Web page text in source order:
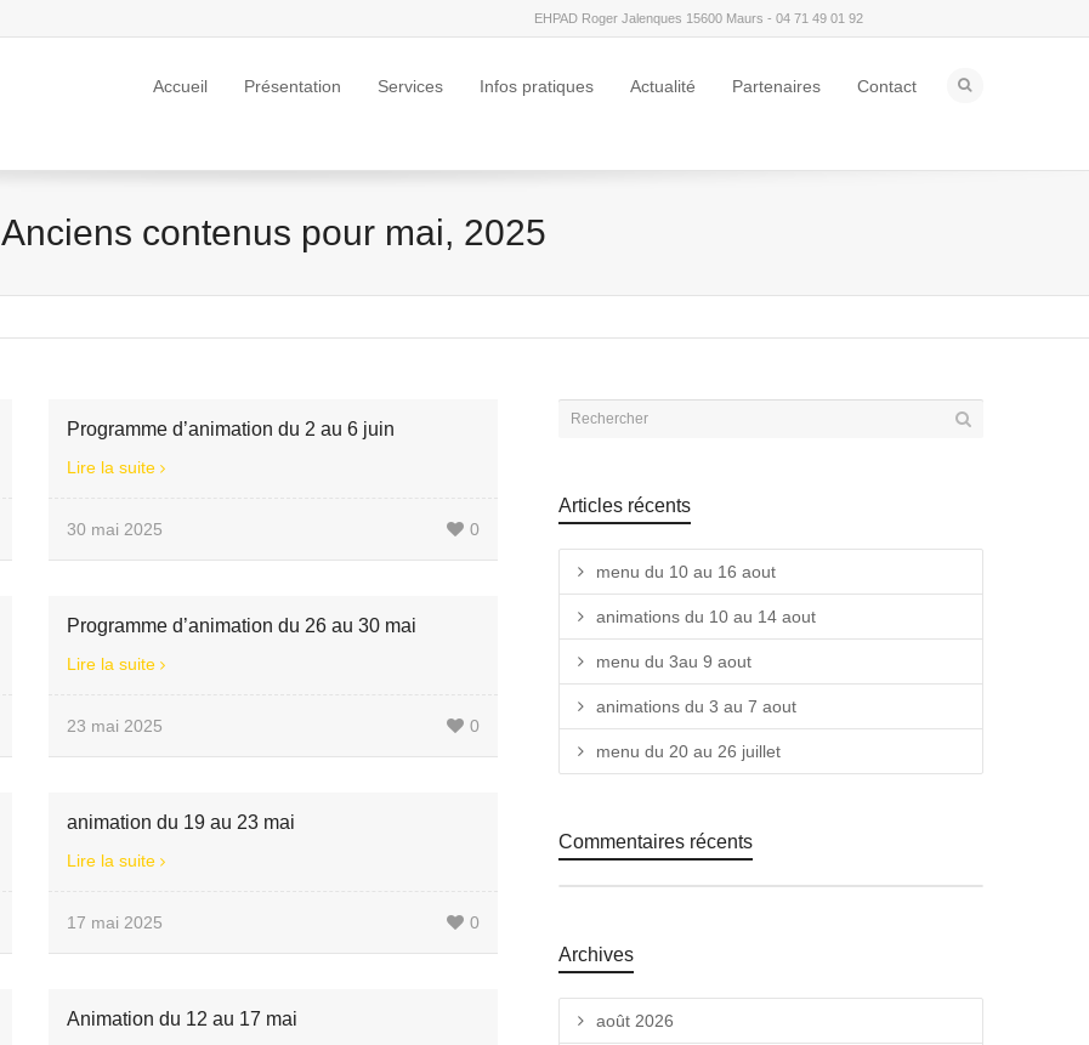
EHPAD Roger Jalenques 15600 Maurs - 04 71 49 01 92
Accueil Présentation Services Infos pratiques Actualité Partenaires Contact
Anciens contenus pour mai, 2025
Programme d’animation du 2 au 6 juin
Lire la suite
30 mai 2025 0
Programme d’animation du 26 au 30 mai
Lire la suite
23 mai 2025 0
animation du 19 au 23 mai
Lire la suite
17 mai 2025 0
Animation du 12 au 17 mai
Articles récents
menu du 10 au 16 aout
animations du 10 au 14 aout
menu du 3au 9 aout
animations du 3 au 7 aout
menu du 20 au 26 juillet
Commentaires récents
Archives
août 2026